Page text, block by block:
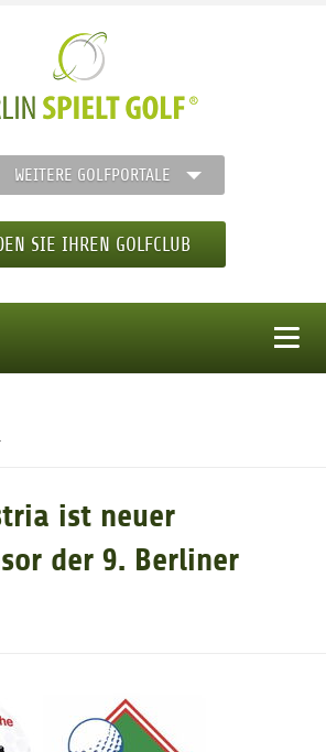
WEITERE GOLFPORTALE
SIE IHREN GOLFCLUB
ist neuer
der 9. Berliner